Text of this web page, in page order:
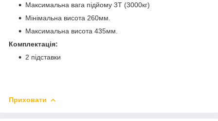
Максимальна вага підйому 3Т (3000кг)
Мінімальна висота 260мм.
Максимальна висота 435мм.
Комплектація:
2 підставки
Приховати